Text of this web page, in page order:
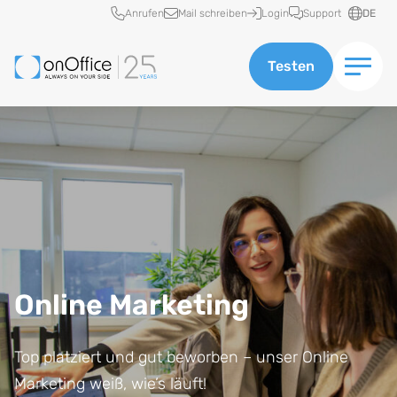
Schnellzugriff
Anrufen Mail schreiben Login Support DE
Testen
Online Marketing
Top platziert und gut beworben – unser Online
Marketing weiß, wie’s läuft!